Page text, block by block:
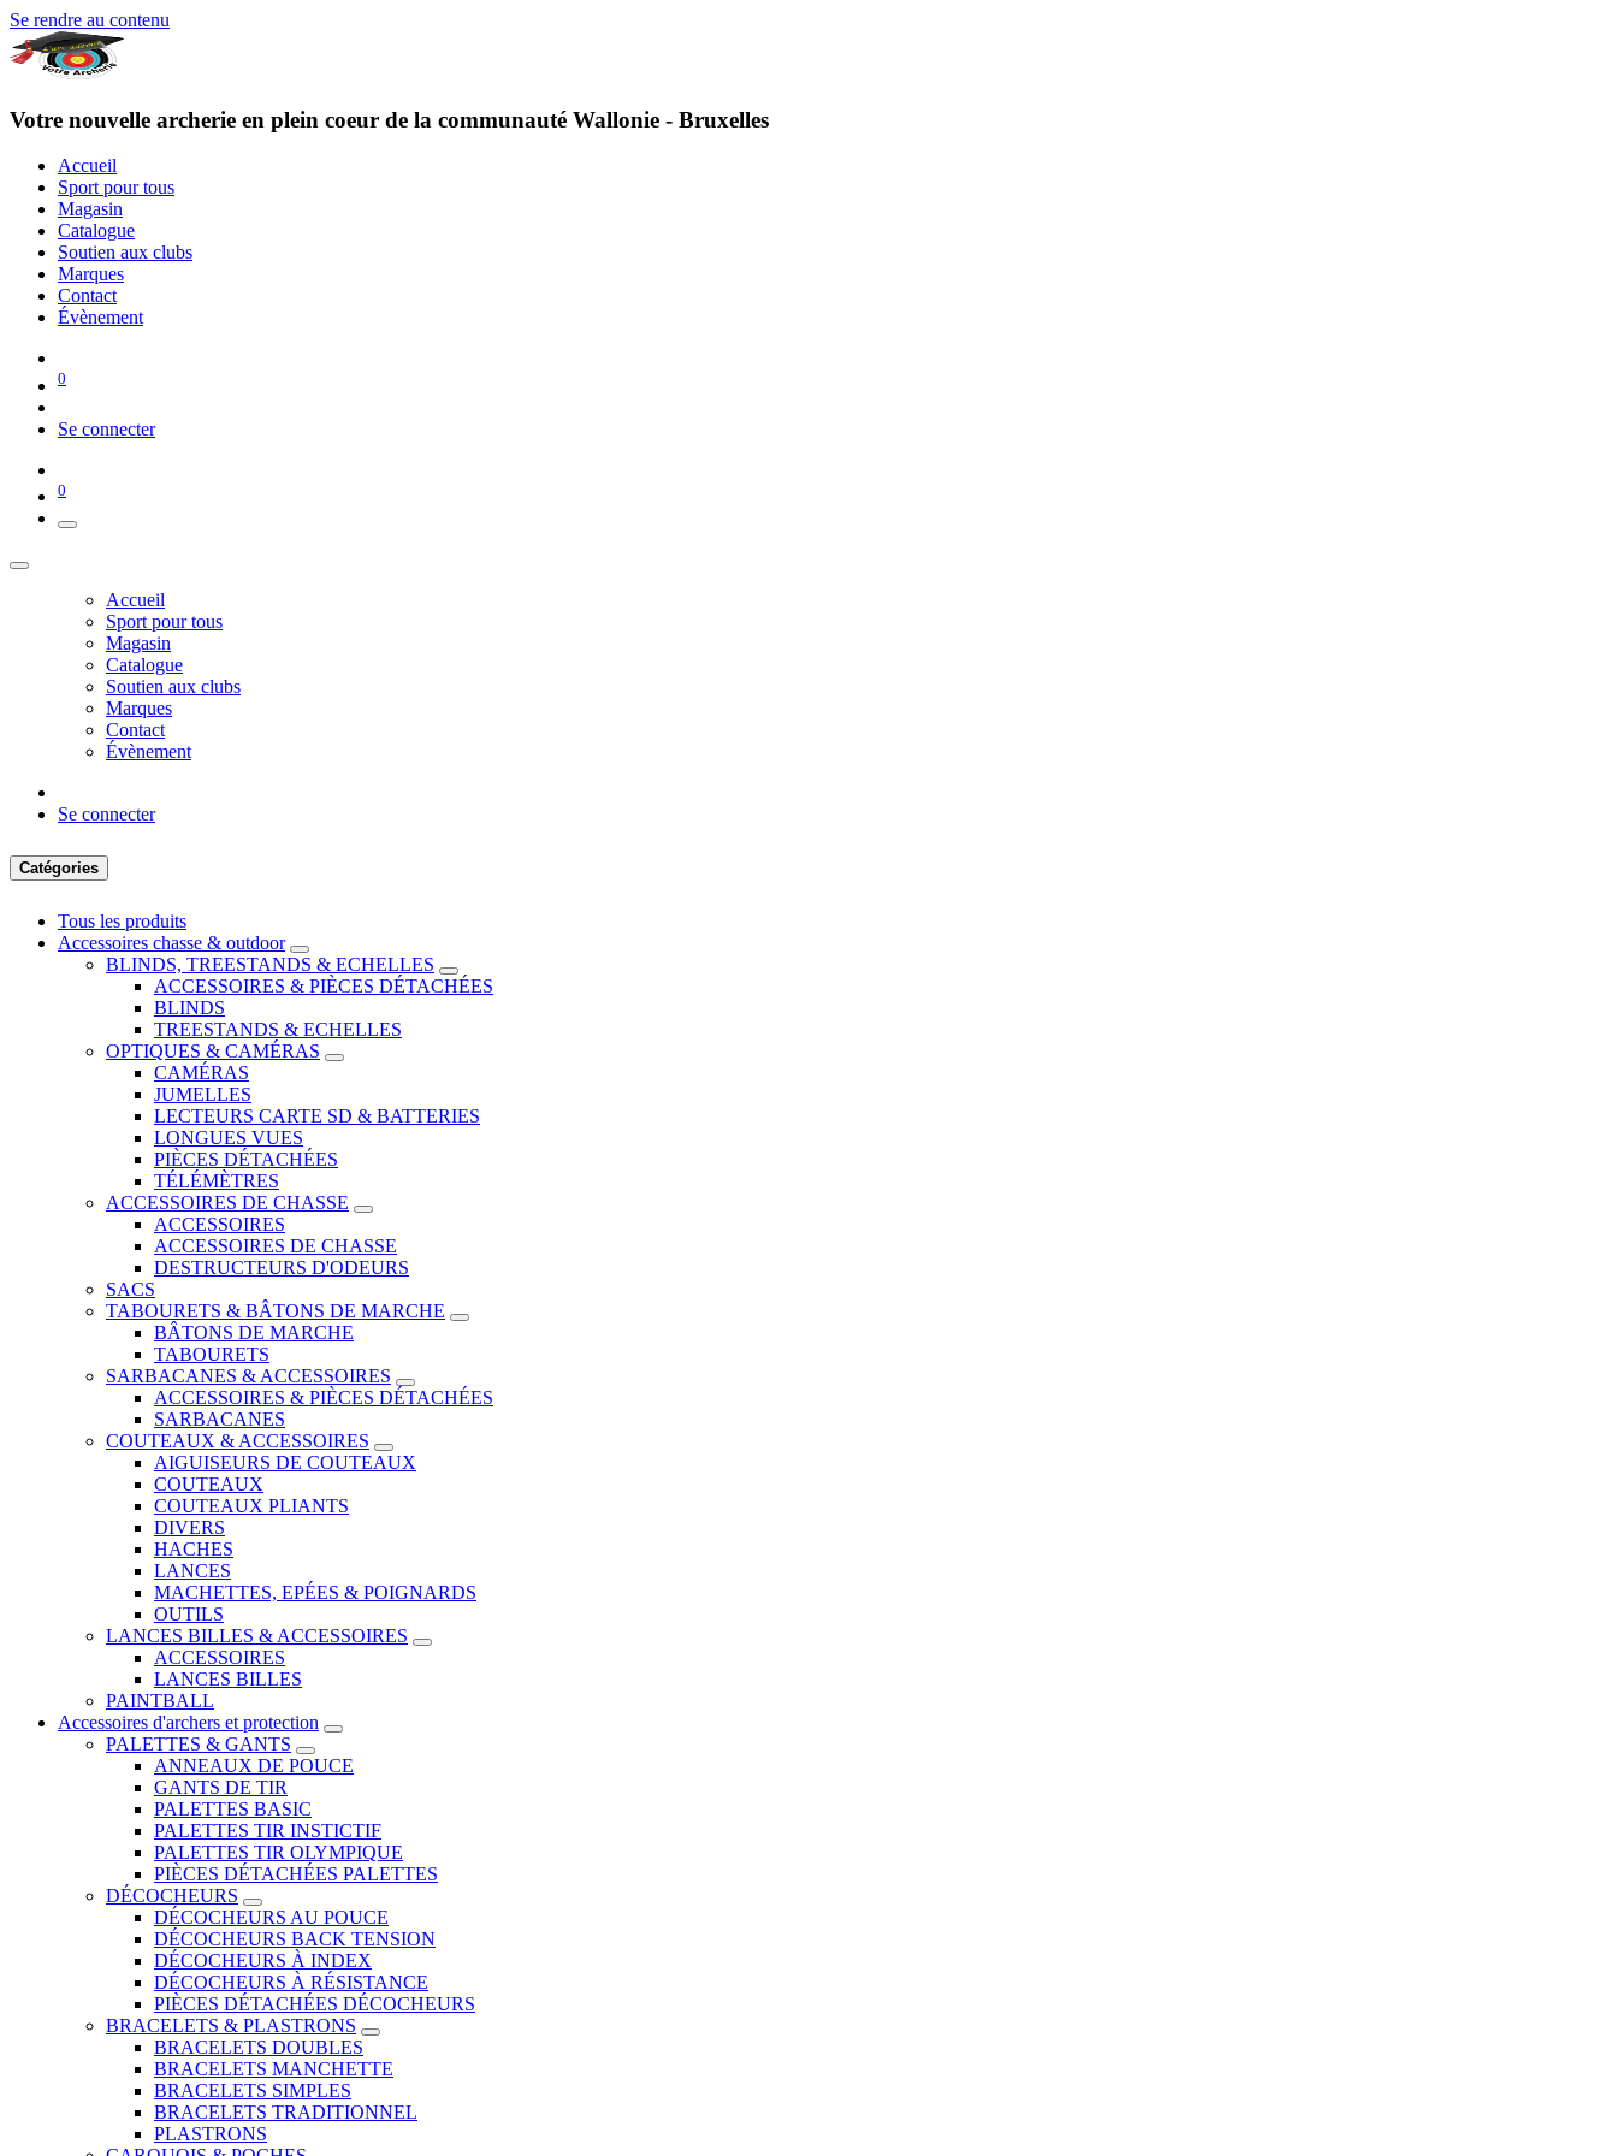
Se rendre au contenu
Votre nouvelle archerie en plein coeur de la communauté Wallonie - Bruxelles
Accueil
Sport pour tous
Magasin
Catalogue
Soutien aux clubs
Marques
Contact
Évènement
0
Se connecter
0
Accueil
Sport pour tous
Magasin
Catalogue
Soutien aux clubs
Marques
Contact
Évènement
Se connecter
Catégories
Tous les produits
Accessoires chasse & outdoor
BLINDS, TREESTANDS & ECHELLES
ACCESSOIRES & PIÈCES DÉTACHÉES
BLINDS
TREESTANDS & ECHELLES
OPTIQUES & CAMÉRAS
CAMÉRAS
JUMELLES
LECTEURS CARTE SD & BATTERIES
LONGUES VUES
PIÈCES DÉTACHÉES
TÉLÉMÈTRES
ACCESSOIRES DE CHASSE
ACCESSOIRES
ACCESSOIRES DE CHASSE
DESTRUCTEURS D'ODEURS
SACS
TABOURETS & BÂTONS DE MARCHE
BÂTONS DE MARCHE
TABOURETS
SARBACANES & ACCESSOIRES
ACCESSOIRES & PIÈCES DÉTACHÉES
SARBACANES
COUTEAUX & ACCESSOIRES
AIGUISEURS DE COUTEAUX
COUTEAUX
COUTEAUX PLIANTS
DIVERS
HACHES
LANCES
MACHETTES, EPÉES & POIGNARDS
OUTILS
LANCES BILLES & ACCESSOIRES
ACCESSOIRES
LANCES BILLES
PAINTBALL
Accessoires d'archers et protection
PALETTES & GANTS
ANNEAUX DE POUCE
GANTS DE TIR
PALETTES BASIC
PALETTES TIR INSTICTIF
PALETTES TIR OLYMPIQUE
PIÈCES DÉTACHÉES PALETTES
DÉCOCHEURS
DÉCOCHEURS AU POUCE
DÉCOCHEURS BACK TENSION
DÉCOCHEURS À INDEX
DÉCOCHEURS À RÉSISTANCE
PIÈCES DÉTACHÉES DÉCOCHEURS
BRACELETS & PLASTRONS
BRACELETS DOUBLES
BRACELETS MANCHETTE
BRACELETS SIMPLES
BRACELETS TRADITIONNEL
PLASTRONS